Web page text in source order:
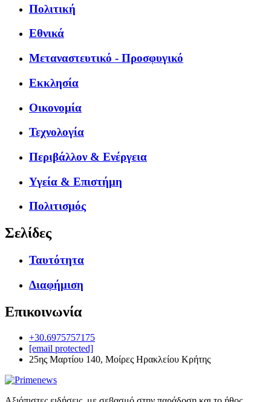
Πολιτική
Εθνικά
Μεταναστευτικό - Προσφυγικό
Εκκλησία
Οικονομία
Τεχνολογία
Περιβάλλον & Ενέργεια
Υγεία & Επιστήμη
Πολιτισμός
Σελίδες
Ταυτότητα
Διαφήμιση
Επικοινωνία
+30.6975757175
[email protected]
25ης Μαρτίου 140, Μοίρες Ηρακλείου Κρήτης